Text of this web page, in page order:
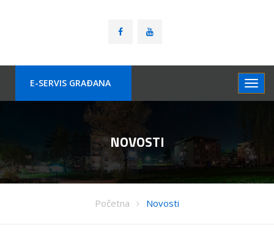
E-SERVIS GRAÐANA
NOVOSTI
Početna Novosti